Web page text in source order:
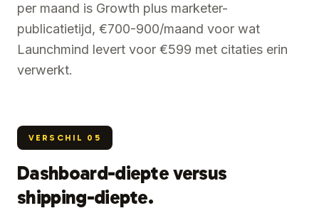
per maand is Growth plus marketer-
publicatietijd, €700-900/maand voor wat
Launchmind levert voor €599 met citaties erin
verwerkt.
VERSCHIL 05
Dashboard-diepte versus
shipping-diepte.